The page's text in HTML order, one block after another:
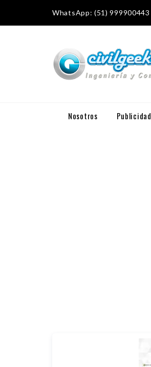
WhatsApp: (51) 999900443
Nosotros Publicidad